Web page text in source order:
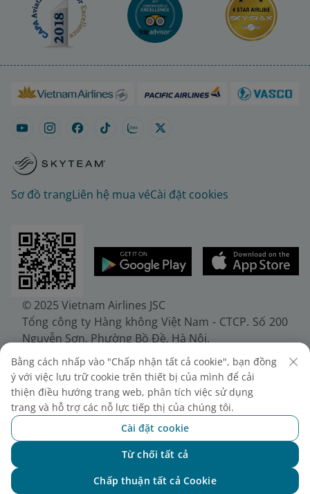
Sơ đồ trangLiên hệ mua véCài đặt cookies
© 2025 Vietnam Airlines JSC
Tổng công ty Hàng không Việt Nam - CTCP. Số 200
Nguyễn Sơn, Phường Bồ Đề, Hà Nội.
Điện thoại: (+84-24) 38272289. Fax: (+84-24)
38722375
Giấy chứng nhận đăng ký doanh nghiệp, mã số
doanh nghiệp 0100107518, đăng ký lần đầu ngày
30/6/2010, đăng ký thay đổi lần thứ 10 ngày
24/7/2025, cấp bởi Sở Tài chính Thành phố Hà Nội.
Bằng cách nhấp vào "Chấp nhận tất cả cookie", bạn đồng
ý với việc lưu trữ cookie trên thiết bị của mình để cải
thiện điều hướng trang web, phân tích việc sử dụng
trang và hỗ trợ các nỗ lực tiếp thị của chúng tôi.
Cài đặt cookie
Từ chối tất cả
Chấp thuận tất cả Cookie